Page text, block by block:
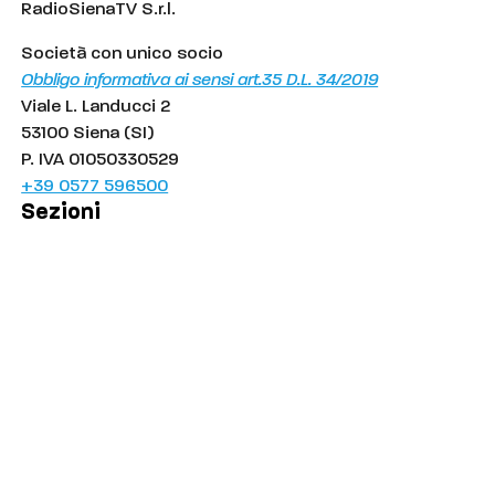
RadioSienaTV S.r.l.
Società con unico socio
Obbligo informativa ai sensi art.35 D.L. 34/2019
Viale L. Landucci 2
53100 Siena (SI)
P. IVA 01050330529
+39 0577 596500
Sezioni